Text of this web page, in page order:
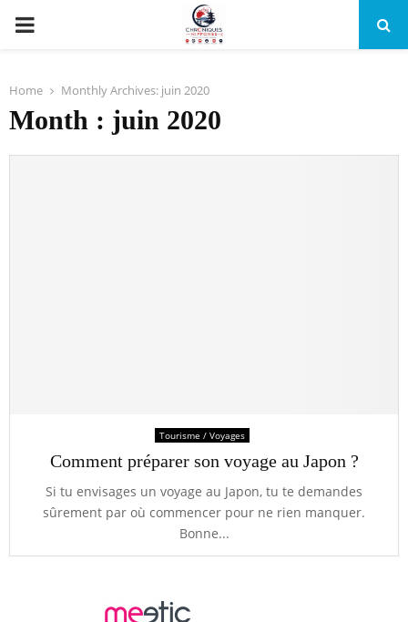
PRIMARY
Home Monthly Archives: juin 2020
Month : juin 2020
Tourisme / Voyages
Comment préparer son voyage au Japon ?
Si tu envisages un voyage au Japon, tu te demandes
sûrement par où commencer pour ne rien manquer.
Bonne...